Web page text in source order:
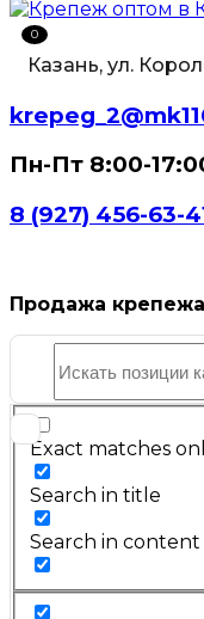
0
Казань, ул.
Пн-Пт 8:00-
8 (927) 456-63-
Продажа
Exact matches
Search in title
Search in content